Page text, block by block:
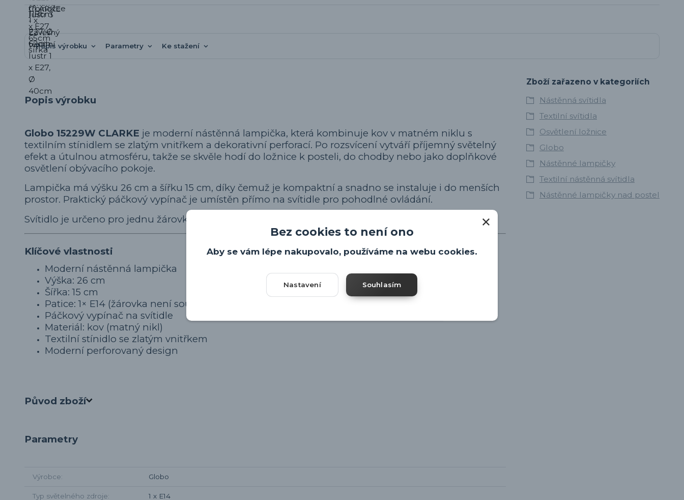
Popis výrobku Parametry Ke stažení
Popis výrobku
Globo 15229W CLARKE je moderní nástěnná lampička, která kombinuje kov v matném niklu s
textilním stínidlem se zlatým vnitřkem a dekorativní perforací. Po rozsvícení vytváří příjemný světelný
efekt a útulnou atmosféru, takže se skvěle hodí do ložnice k posteli, do chodby nebo jako doplňkové
osvětlení obývacího pokoje.
Lampička má výšku 26 cm a šířku 15 cm, díky čemuž je kompaktní a snadno se instaluje i do menších
prostor. Praktický páčkový vypínač je umístěn přímo na svítidle pro pohodlné ovládání.
Svítidlo je určeno pro jednu žárovku s paticí E14, která není součástí balení.
Klíčové vlastnosti
Moderní nástěnná lampička
Výška: 26 cm
Šířka: 15 cm
Patice: 1× E14 (žárovka není součástí)
Páčkový vypínač na svítidle
Materiál: kov (matný nikl)
Textilní stínidlo se zlatým vnitřkem
Moderní perforovaný design
Původ zboží
Parametry
Výrobce Globo
Typ světelného zdroje 1 x E14
Zboží zařazeno v kategoriích
Nástěnná svítidla
Textilní svítidla
Osvětlení ložnice
Globo
Nástěnné lampičky
Textilní nástěnná svítidla
Nástěnné lampičky nad postel
Bez cookies to není ono
Aby se vám lépe nakupovalo, používáme na webu cookies.
Nastavení Souhlasím